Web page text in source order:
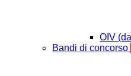
OIV
Bandi di concorso